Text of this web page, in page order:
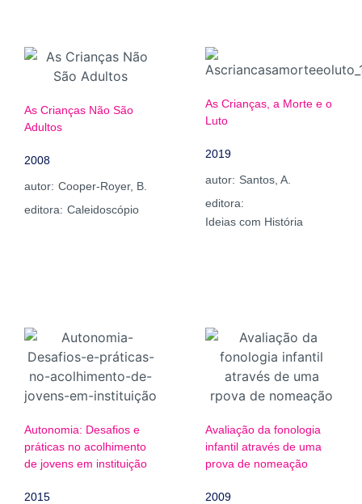
As Crianças Não São
Adultos
2008
autor: Cooper-Royer, B.
editora: Caleidoscópio
As Crianças, a Morte e o
Luto
2019
autor: Santos, A.
editora:
Ideias com História
Autonomia: Desafios e
práticas no acolhimento
de jovens em instituição
2015
Avaliação da fonologia
infantil através de uma
prova de nomeação
2009